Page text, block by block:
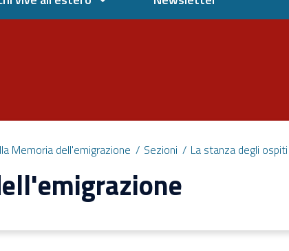
Memoria dell'emigrazione Sezioni La stanza degli ospiti